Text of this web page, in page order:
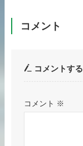
コメント
コメントする
コメント ※